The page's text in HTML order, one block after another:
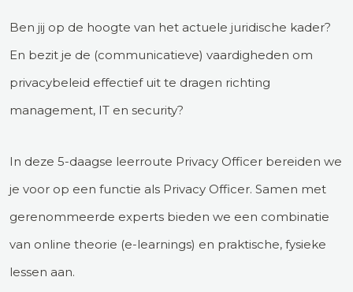
Ben jij op de hoogte van het actuele juridische kader?
En bezit je de (communicatieve) vaardigheden om
privacybeleid effectief uit te dragen richting
management, IT en security?
In deze 5-daagse leerroute Privacy Officer bereiden we
je voor op een functie als Privacy Officer. Samen met
gerenommeerde experts bieden we een combinatie
van online theorie (e-learnings) en praktische, fysieke
lessen aan.